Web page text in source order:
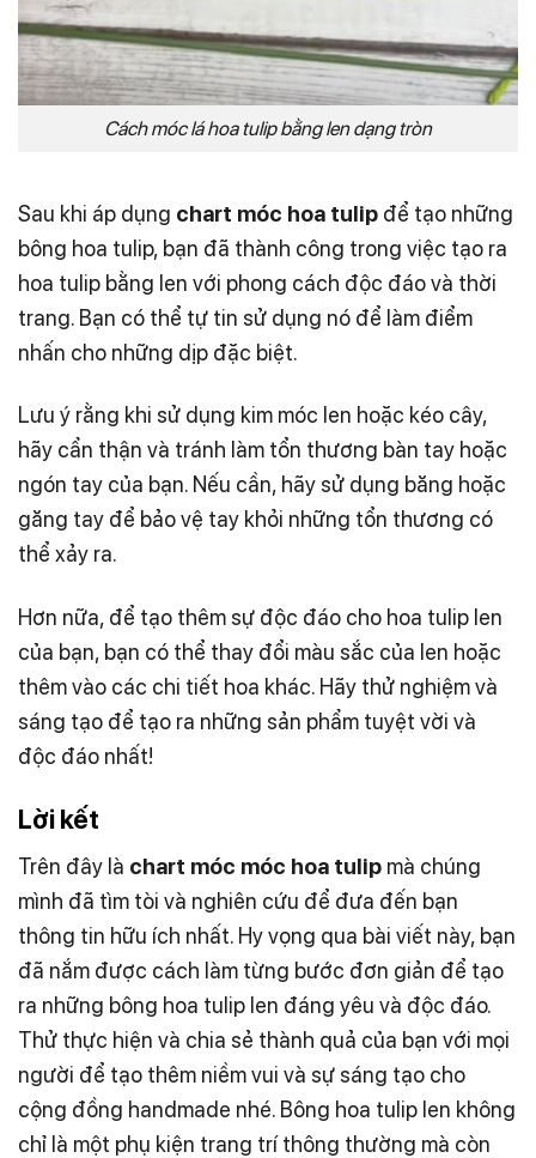
Cách móc lá hoa tulip bằng len dạng tròn
Sau khi áp dụng chart móc hoa tulip để tạo những
bông hoa tulip, bạn đã thành công trong việc tạo ra
hoa tulip bằng len với phong cách độc đáo và thời
trang. Bạn có thể tự tin sử dụng nó để làm điểm
nhấn cho những dịp đặc biệt.
Lưu ý rằng khi sử dụng kim móc len hoặc kéo cây,
hãy cẩn thận và tránh làm tổn thương bàn tay hoặc
ngón tay của bạn. Nếu cần, hãy sử dụng băng hoặc
găng tay để bảo vệ tay khỏi những tổn thương có
thể xảy ra.
Hơn nữa, để tạo thêm sự độc đáo cho hoa tulip len
của bạn, bạn có thể thay đổi màu sắc của len hoặc
thêm vào các chi tiết hoa khác. Hãy thử nghiệm và
sáng tạo để tạo ra những sản phẩm tuyệt vời và
độc đáo nhất!
Lời kết
Trên đây là chart móc móc hoa tulip mà chúng
mình đã tìm tòi và nghiên cứu để đưa đến bạn
thông tin hữu ích nhất. Hy vọng qua bài viết này, bạn
đã nắm được cách làm từng bước đơn giản để tạo
ra những bông hoa tulip len đáng yêu và độc đáo.
Thử thực hiện và chia sẻ thành quả của bạn với mọi
người để tạo thêm niềm vui và sự sáng tạo cho
cộng đồng handmade nhé. Bông hoa tulip len không
chỉ là một phụ kiện trang trí thông thường mà còn